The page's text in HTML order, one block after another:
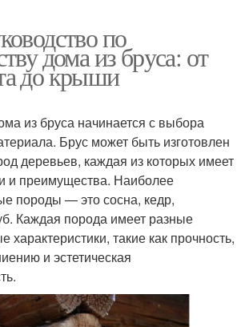
по
дома из бруса: от
до крыши
из бруса начинается с выбора
Брус может быть изготовлен
деревьев, каждая из которых имеет
и преимущества. Наиболее
породы — это сосна, кедр,
Каждая порода имеет разные
характеристики, такие как прочность,
и эстетическая